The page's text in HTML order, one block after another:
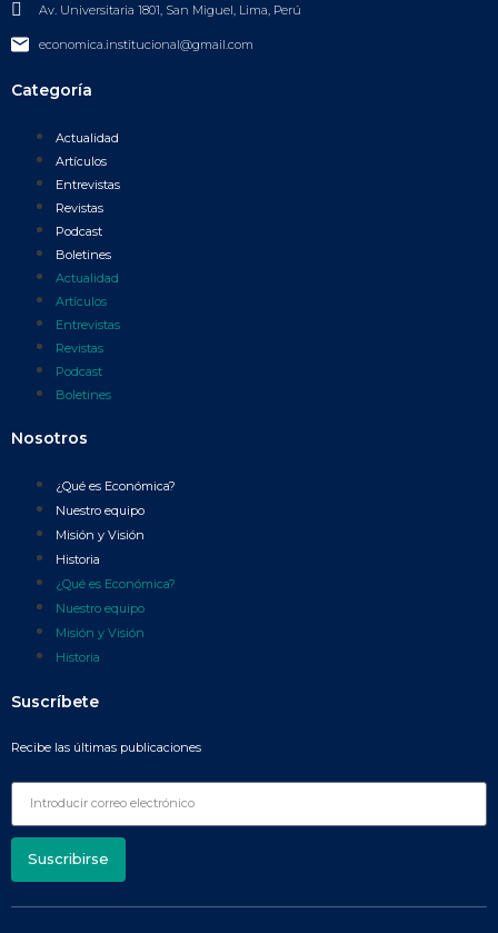
Av. Universitaria 1801, San Miguel, Lima, Perú
economica.institucional@gmail.com
Categoría
Actualidad
Artículos
Entrevistas
Revistas
Podcast
Boletines
Actualidad
Artículos
Entrevistas
Revistas
Podcast
Boletines
Nosotros
¿Qué es Económica?
Nuestro equipo
Misión y Visión
Historia
¿Qué es Económica?
Nuestro equipo
Misión y Visión
Historia
Suscríbete
Recibe las últimas publicaciones
Suscribirse